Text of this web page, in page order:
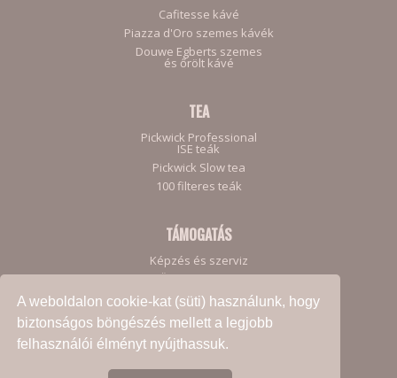
A weboldalon cookie-kat (süti) használunk, hogy
biztonságos böngészés mellett a legjobb
felhasználói élményt nyújthassuk.
Cafitesse kávé
Piazza d'Oro szemes kávék
Douwe Egberts szemes
és őrölt kávé
TEA
Pickwick Professional
ISE teák
Pickwick Slow tea
100 filteres teák
TÁMOGATÁS
Képzés és szerviz
Ügyfeleinknek